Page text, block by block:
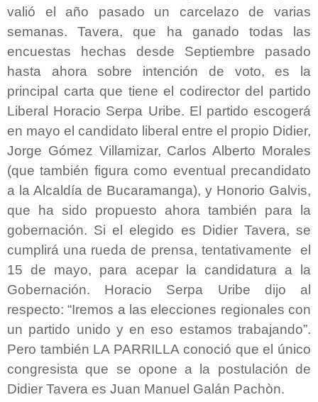
valió el año pasado un carcelazo de varias
semanas. Tavera, que ha ganado todas las
encuestas hechas desde Septiembre pasado
hasta ahora sobre intención de voto, es la
principal carta que tiene el codirector del partido
Liberal Horacio Serpa Uribe. El partido escogerá
en mayo el candidato liberal entre el propio Didier,
Jorge Gómez Villamizar, Carlos Alberto Morales
(que también figura como eventual precandidato
a la Alcaldía de Bucaramanga), y Honorio Galvis,
que ha sido propuesto ahora también para la
gobernación. Si el elegido es Didier Tavera, se
cumplirá una rueda de prensa, tentativamente el
15 de mayo, para acepar la candidatura a la
Gobernación. Horacio Serpa Uribe dijo al
respecto: “Iremos a las elecciones regionales con
un partido unido y en eso estamos trabajando”.
Pero también LA PARRILLA conoció que el único
congresista que se opone a la postulación de
Didier Tavera es Juan Manuel Galán Pachòn.